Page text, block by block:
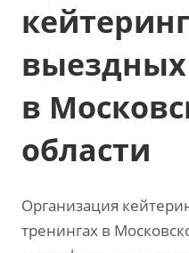
в
области
Организация
тренингах в